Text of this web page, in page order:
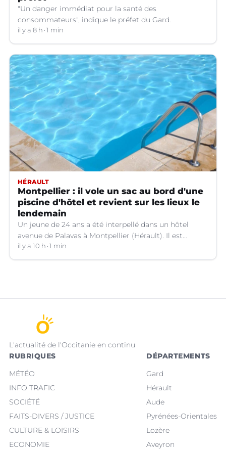
"Un danger immédiat pour la santé des
consommateurs", indique le préfet du Gard.
il y a 8 h 1 min
HÉRAULT
Montpellier : il vole un sac au bord d'une
piscine d'hôtel et revient sur les lieux le
lendemain
Un jeune de 24 ans a été interpellé dans un hôtel
avenue de Palavas à Montpellier (Hérault). Il est
suspecté d'avoir volé le sac d'une cliente.
il y a 10 h 1 min
L'actualité de l'Occitanie en continu
RUBRIQUES
MÉTÉO
INFO TRAFIC
SOCIÉTÉ
FAITS-DIVERS / JUSTICE
CULTURE & LOISIRS
ECONOMIE
DÉPARTEMENTS
Gard
Hérault
Aude
Pyrénées-Orientales
Lozère
Aveyron